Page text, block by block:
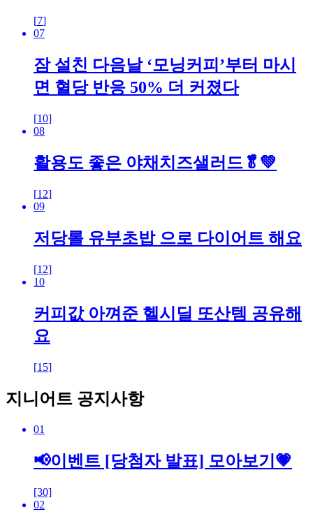
[7]
07
잠 설친 다음날 ‘모닝커피’부터 마시
면 혈당 반응 50% 더 커졌다
[10]
08
활용도 좋은 야채치즈샐러드🥬💚
[12]
09
저당롤 유부초밥 으로 다이어트 해요
[12]
10
커피값 아껴준 헬시딜 또산템 공유해
요
[15]
지니어트 공지사항
01
📢이벤트 [당첨자 발표] 모아보기💗
[30]
02